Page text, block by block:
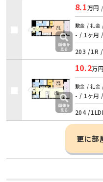
8.1万円
敷金 / 礼金
- / 1ヶ月 /
203 /1R /
10.2万円
敷金 / 礼金
- / 1ヶ月 /
204 /
更に部